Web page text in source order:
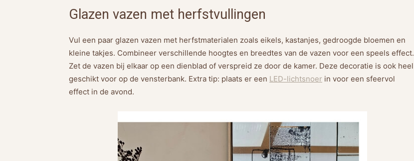
Glazen vazen met herfstvullingen
Vul een paar glazen vazen met herfstmaterialen zoals eikels, kastanjes, gedroogde bloemen en
kleine takjes. Combineer verschillende hoogtes en breedtes van de vazen voor een speels effect.
Zet de vazen bij elkaar op een dienblad of verspreid ze door de kamer. Deze decoratie is ook heel
geschikt voor op de vensterbank. Extra tip: plaats er een LED-lichtsnoer in voor een sfeervol
effect in de avond.